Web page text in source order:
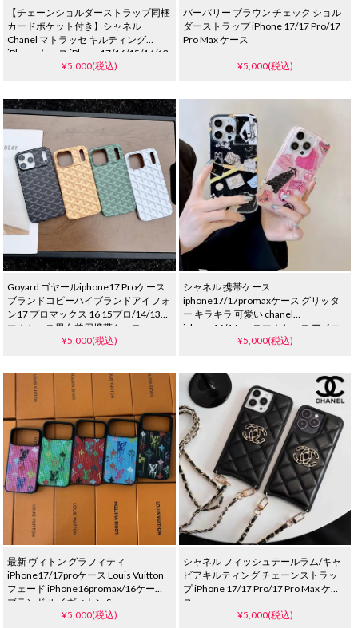
【チェーンショルダーストラップ同梱
カードポケット付き】シャネル
Chanel マトラッセ キルティング
iPhone ケース iPhone17/16/15/14/13
シリーズ対応 Pro/Pro Max 含む 耐衝撃
¥5,000(税込)
バーバリー ブラウン チェック ショル
ダーストラップ iPhone 17/17 Pro/17
Pro Max ケース
¥5,000(税込)
Goyard ゴヤールiphone17 Proケース
ブランドコピーハイブランドアイフォ
ン17 プロマックス 16 15プロ/14/13ス
マホケース男女兼用携帯ケース
¥5,000(税込)
シャネル 携帯ケース
iphone17/17promaxケース グリッタ
ー キラキラ 可愛い chanel
iphone16/16proスマホケース アイコ
ン プリント 高級感 ブランド
¥5,000(税込)
最新 ヴィトン グラフィティ
iPhone17/17proケース Louis Vuitton
フェード iPhone16promax/16ケース
ブランド ルイヴィトン Samsung
Galaxy S25/24/23ケース
¥5,000(税込)
シャネル フィッシュテールラム/キャ
ビアキルティング チェーンストラッ
プ iPhone 17/17 Pro/17 Pro Max ケー
ス
¥5,000(税込)